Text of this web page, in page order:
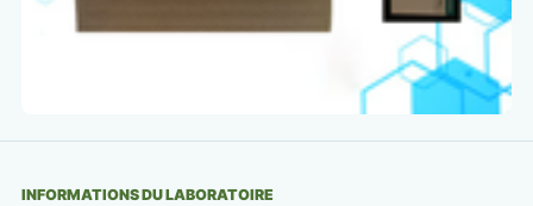
INFORMATIONS DU LABORATOIRE